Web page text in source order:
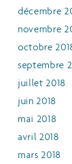
décembre
novembre
octobre
septembre
juillet 2018
juin 2018
mai 2018
avril 2018
mars 2018